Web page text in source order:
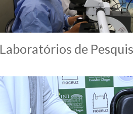
Laboratórios de